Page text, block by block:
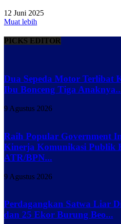
12 Juni 2025
Muat lebih
PICKS EDITOR
Dua Sepeda Motor Terlibat
Ibu Bonceng Tiga
9 Agustus 2026
Raih Popular Government
Kinerja Komunikasi Publik
ATR/BPN...
9 Agustus 2026
Perdagangkan Satwa Liar
dan 25 Ekor Burung Beo...